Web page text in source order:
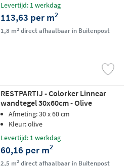
Levertijd: 1 werkdag
113,63 per m2
1,8 m2direct afhaalbaar in Buitenpost
RESTPARTIJ - Colorker Linnear
wandtegel 30x60cm - Olive
Afmeting: 30 x 60 cm
Kleur: olive
Levertijd: 1 werkdag
60,16 per m2
2,5 m2direct afhaalbaar in Buitenpost